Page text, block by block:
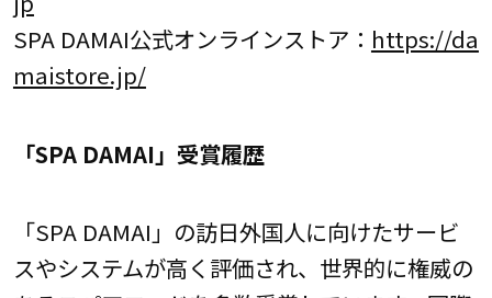
SPA DAMAI公式オンラインストア： https://da
maistore.jp/
「SPA DAMAI」受賞履歴
「SPA DAMAI」の訪日外国人に向けたサービ
スやシステムが高く評価され、世界的に権威の